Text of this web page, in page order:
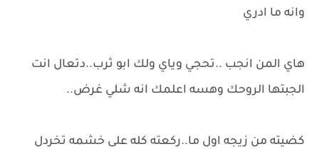
وانه ما ادري
هاي المن انجب ..تحجي وياي ولك ابو ثرب..دتعال انت
الجبتها الروحك وهسه اعلمك انه شلي غرض..
كضيته من زيجه اول ما..ركعته كله على خشمه تخردل